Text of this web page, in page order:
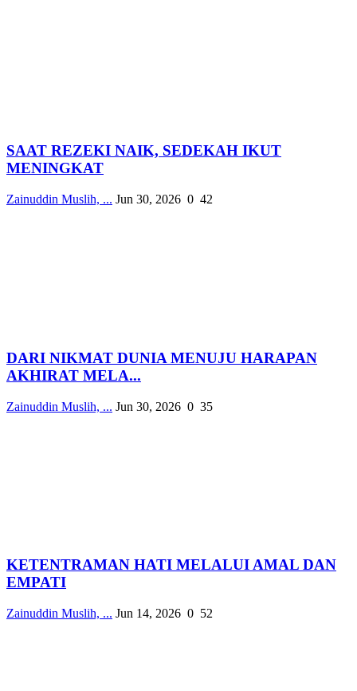
SAAT REZEKI NAIK, SEDEKAH IKUT
MENINGKAT
Zainuddin Muslih, ... Jun 30, 2026 0 42
DARI NIKMAT DUNIA MENUJU HARAPAN
AKHIRAT MELA...
Zainuddin Muslih, ... Jun 30, 2026 0 35
KETENTRAMAN HATI MELALUI AMAL DAN
EMPATI
Zainuddin Muslih, ... Jun 14, 2026 0 52